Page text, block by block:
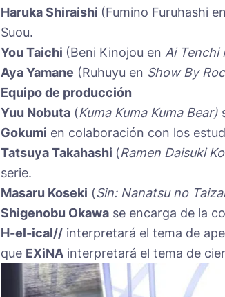
Haruka Shiraishi (Fumino Furuhashi en
Suou.
You Taichi (Beni Kinojou en Ai Tenchi
Aya Yamane (Ruhuyu en Show By
Equipo de producción
Yuu Nobuta (Kuma Kuma Kuma Bear)
Gokumi en colaboración con los
Tatsuya Takahashi (Ramen Daisuki
serie.
Masaru Koseki (Sin: Nanatsu no Taizai
Shigenobu Okawa se encarga de la
H-el-ical// interpretará el tema de
que EXiNA interpretará el tema de